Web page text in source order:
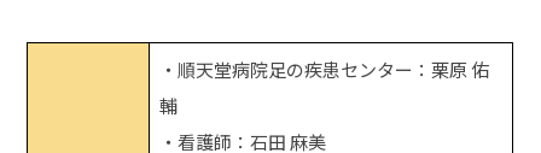
・順天堂病院足の疾患センター：栗原 佑
輔
・看護師：石田 麻美